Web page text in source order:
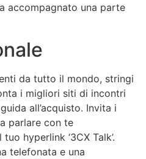
accompagnato una parte
da tutto il mondo, stringi
i migliori siti di incontri
all’acquisto. Invita i
parlare con te
hyperlink ‘3CX Talk’.
telefonata e una